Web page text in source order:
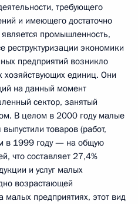
требующего
и имеющего достаточно
промышленность,
реструктуризации экономики
предприятий возникло
хозяйствующих единиц. Они
на данный момент
сектор, занятый
В целом в 2000 году малые
товаров (работ,
в 1999 году — на общую
что составляет 27,4%
и услуг малых
возрастающей
малых предприятиях, этот вид